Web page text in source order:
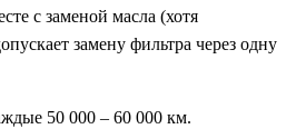
с заменой масла (хотя
замену фильтра через одну
50 000 – 60 000 км.